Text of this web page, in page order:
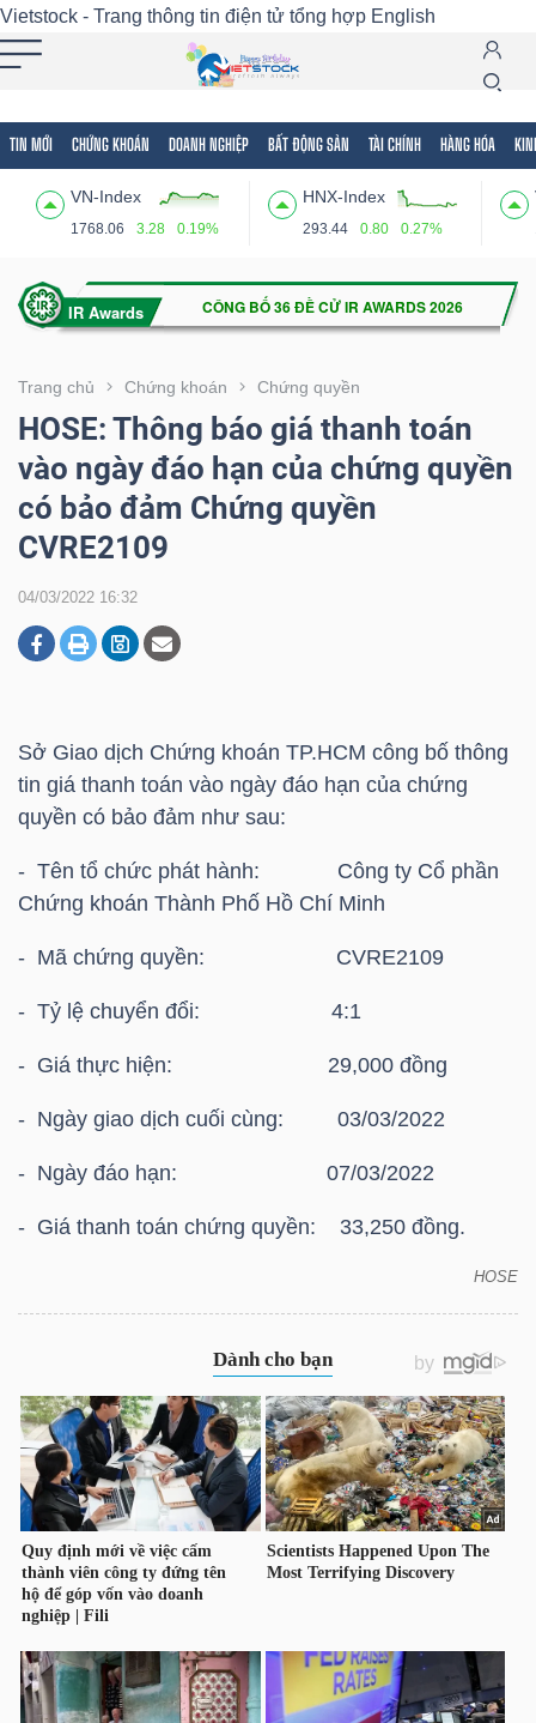
Vietstock - Trang thông tin điện tử tổng hợp English
TIN MỚI CHỨNG KHOÁN DOANH NGHIỆP BẤT ĐỘNG SẢN TÀI CHÍNH HÀNG HÓA
VN-Index
1768.06 3.28 0.19%
HNX-Index
293.44 0.80 0.27%
Trang chủ Chứng khoán Chứng quyền
HOSE: Thông báo giá thanh toán
vào ngày đáo hạn của chứng quyền
có bảo đảm Chứng quyền
CVRE2109
04/03/2022 16:32
Sở Giao dịch Chứng khoán TP.HCM công bố thông
tin giá thanh toán vào ngày đáo hạn của chứng
quyền có bảo đảm như sau:
- Tên tổ chức phát hành: Công ty Cổ phần
Chứng khoán Thành Phố Hồ Chí Minh
- Mã chứng quyền: CVRE2109
- Tỷ lệ chuyển đổi: 4:1
- Giá thực hiện: 29,000 đồng
- Ngày giao dịch cuối cùng: 03/03/2022
- Ngày đáo hạn: 07/03/2022
- Giá thanh toán chứng quyền: 33,250 đồng.
HOSE
Tất cả Tính năng Ngành Mã chứng khoán
Tính
(-)
VIETSTOCK
CHỨNG
KHOÁN
NGHIỆP
BẤT
ĐỘNG
SẢN
HÓA
KINH
GIỚI
ĐÔNG
DƯƠNG
TÀI
CHÍNH